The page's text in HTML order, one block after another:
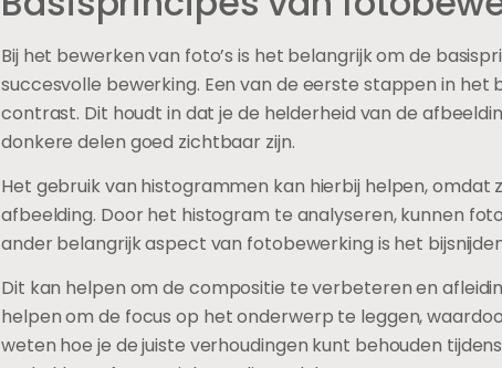
Bij het bewerken van foto’s is het belangrijk om de
succesvolle bewerking. Een van de eerste stappen in
contrast. Dit houdt in dat je de helderheid van de
donkere delen goed zichtbaar zijn.
Het gebruik van histogrammen kan hierbij helpen, omdat
afbeelding. Door het histogram te analyseren, kunnen
ander belangrijk aspect van fotobewerking is het
Dit kan helpen om de compositie te verbeteren en
helpen om de focus op het onderwerp te leggen,
weten hoe je de juiste verhoudingen kunt behouden